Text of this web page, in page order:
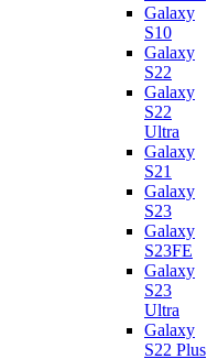
Galaxy
S10
Galaxy
S22
Galaxy
S22
Ultra
Galaxy
S21
Galaxy
S23
Galaxy
S23FE
Galaxy
S23
Ultra
Galaxy
S22 Plus